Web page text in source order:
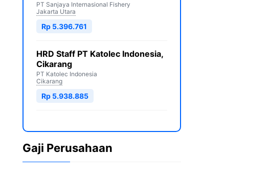
PT Sanjaya Internasional Fishery
Jakarta Utara
Rp 5.396.761
HRD Staff PT Katolec Indonesia,
Cikarang
PT Katolec Indonesia
Cikarang
Rp 5.938.885
Gaji Perusahaan